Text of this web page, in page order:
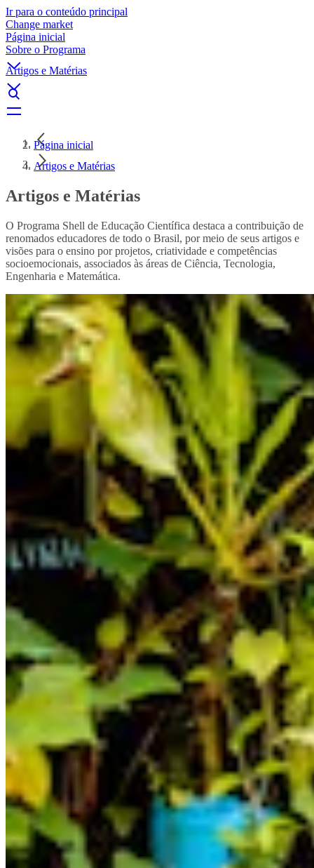
Ir para o conteúdo principal
Change market
Página inicial
Sobre o Programa
Artigos e Matérias
Página inicial
Artigos e Matérias
Artigos e Matérias
O Programa Shell de Educação Científica destaca a contribuição de
renomados educadores de todo o Brasil, por meio de seus artigos e
visões para o ensino por projetos, criatividade e competências
socioemocionais, associados às áreas de Ciência, Tecnologia,
Engenharia e Matemática.